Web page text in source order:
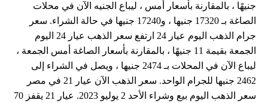
جنيهًا ، بالمقارنة بأسعار أمس ، ليباع الجنيه الآن في محلات
الصاغة بـ 17320 جنيها ، و17240 جنيها في حالة الشراء. سعر
جرام الذهب اليوم عيار 24 ارتفع سعر الذهب عيار 24 اليوم
الجمعة بقيمة 11 جنيهًا ، بالمقارنة بأسعار الصاغة أمس الجمعة ،
ليباع الآن في المحلات بـ 2474 جنيها ، ويصل في الشراء إلى
2462 جنيها للجرام الواحد. سعر الذهب الآن عيار 21 في مصر
سعر الذهب اليوم بيع وشراء الأحد 2 يوليو 2023. عيار 21 يقفز 70